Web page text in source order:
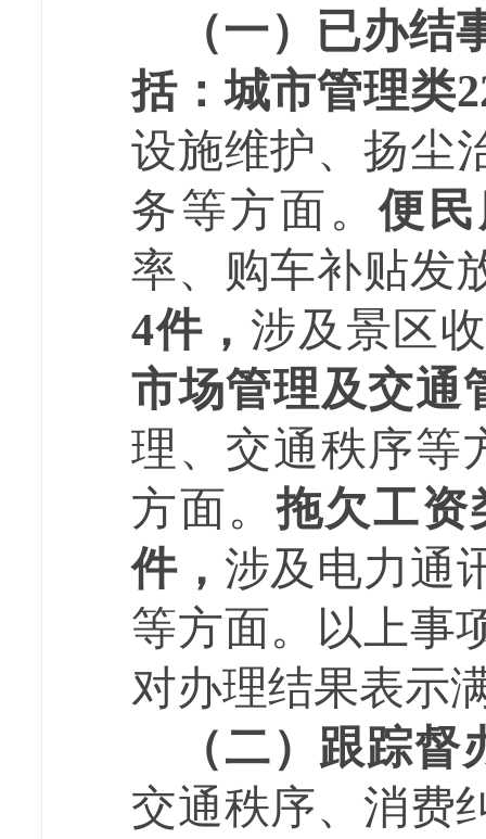
（一）已办结
括：城市管理类
设施维护、 扬尘
务等方面。便
率、购车补贴发
4件， 涉及 景区
市场管理及交通
理、交通秩序等
方面。拖欠工资
件， 涉及 电力通
等方面。以上事
对办理结果表示
（二）跟踪督
交通秩序、 消费